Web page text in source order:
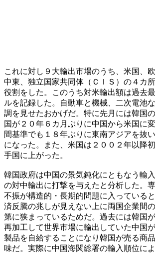
これに対し９大輸出市場のうち、米国、
中東、独立国家共同体（ＣＩＳ）の４カ
役割をした。このうち対米輸出額は過去
ルを記録した。自動車と機械、二次電池
調を見せたおかげだ。特に先月には韓国
国が２０年６カ月ぶりに中国から米国に
間基準でも１８年ぶりに東南アジアを抜
になった。また、米国は２００２年以降
手国に上がった。
韓国政府は中国の景気鈍化にともなう輸
の対中輸出に打撃を与えたと分析した。
不振が構造的・長期的問題に入っている
済反騰の兆しが見えない上に両国企業間
第に狭まっているためだ。過去には韓国
再加工して世界市場に輸出していた中国
製品を自給することになり韓国が売る商
味だ。実際に中国海関総署の輸入順位に